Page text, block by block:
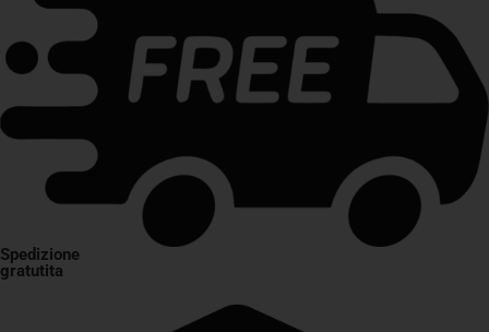
Spedizione
gratutita